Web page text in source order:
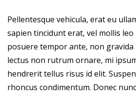
Pellentesque vehicula, erat eu
sapien tincidunt erat, vel mollis leo
posuere tempor ante, non gravida
lectus non rutrum ornare, mi
hendrerit tellus risus id elit.
rhoncus condimentum. Donec